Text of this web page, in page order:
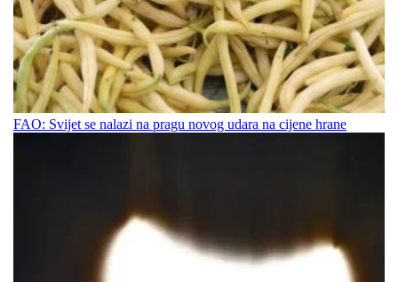
FAO: Svijet se nalazi na pragu novog udara na cijene hrane